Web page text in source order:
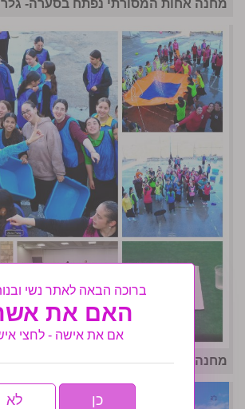
מחנה אחות המסורתי נפתח בסערה-
מחנה אחות תשפו- לו״ז גאולתי
ברוכה הבאה לאתר נשי
האם את
אם את אישה - לחצי
כן לא